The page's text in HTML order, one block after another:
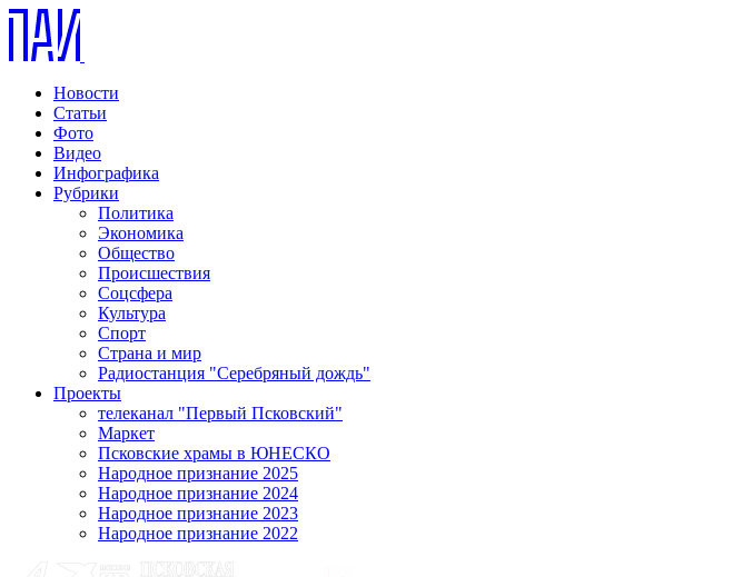
Новости
Статьи
Фото
Видео
Инфографика
Рубрики
Политика
Экономика
Общество
Происшествия
Соцсфера
Культура
Спорт
Страна и мир
Радиостанция "Серебряный дождь"
Проекты
телеканал "Первый Псковский"
Маркет
Псковские храмы в ЮНЕСКО
Народное признание 2025
Народное признание 2024
Народное признание 2023
Народное признание 2022